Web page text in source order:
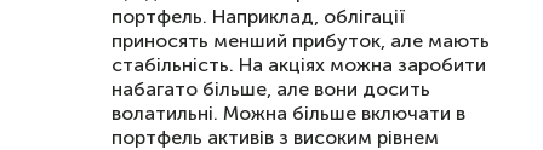
портфель. Наприклад, облігації
приносять менший прибуток, але мають
стабільність. На акціях можна заробити
набагато більше, але вони досить
волатильні. Можна більше включати в
портфель активів з високим рівнем